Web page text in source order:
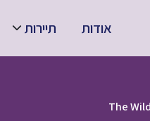
אודות תיירות